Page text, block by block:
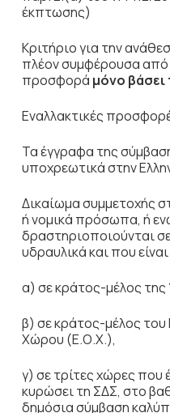
έκπτωσης)
Κριτήριο για την
πλέον συμφέρουσα από
προσφορά μόνο βάσει
Εναλλακτικές
Τα έγγραφα της
υποχρεωτικά στην
Δικαίωμα συμμετοχής
ή νομικά πρόσωπα, ή
δραστηριοποιούνται
υδραυλικά και που
α) σε κράτος-μέλος
β) σε κράτος-μέλος
Χώρου (Ε.Ο.Χ.),
γ) σε τρίτες χώρες που
κυρώσει τη ΣΔΣ, στο
δημόσια σύμβαση